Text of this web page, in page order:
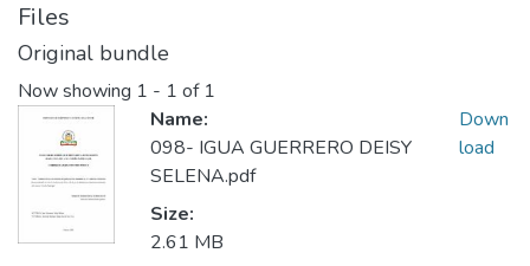
Files
Original bundle
Now showing 1 - 1 of 1
Name:
098- IGUA GUERRERO DEISY
SELENA.pdf
Size:
2.61 MB
Down
load